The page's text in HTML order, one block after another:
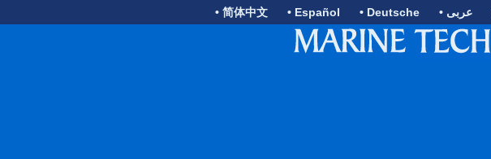
• 简体中文 • Español • Deutsche • عربى